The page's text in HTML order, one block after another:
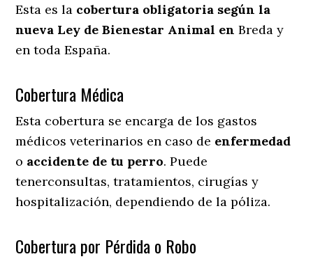
Esta es la cobertura obligatoria según la
nueva Ley de Bienestar Animal enBreda y
en toda España.
Cobertura Médica
Esta cobertura se encarga de los gastos
médicos veterinarios en caso de enfermedad
o accidente de tu perro. Puede
tenerconsultas, tratamientos, cirugías y
hospitalización, dependiendo de la póliza.
Cobertura por Pérdida o Robo